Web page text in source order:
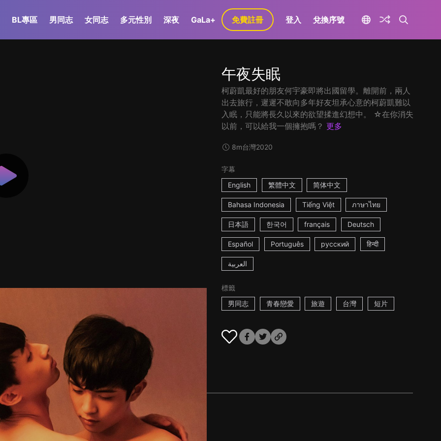
BL專區 男同志 女同志 多元性別 深夜 GaLa+ 免費註冊 登入 兌換序號
午夜失眠
柯蔚凱最好的朋友何宇豪即將出國留學。離開前，兩人
出去旅行，遲遲不敢向多年好友坦承心意的柯蔚凱難以
入眠，只能將長久以來的欲望揉進幻想中。 ☆在你消失
以前，可以給我一個擁抱嗎？ 更多
8m台灣2020
字幕
English
繁體中文 简体中文
Bahasa Indonesia Tiếng Việt ภาษาไทย
日本語 한국어 français Deutsch
Español Português русский हिन्दी
العربية
標籤
男同志
青春戀愛 旅遊 台灣 短片